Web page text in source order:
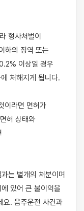
형사처벌이
하의 징역 또는
이상일 경우
처해지게 됩니다.
이라면 면허가
허 상태와
는 별개의 처분이며
있어 큰 불이익을
요. 음주운전 사건과